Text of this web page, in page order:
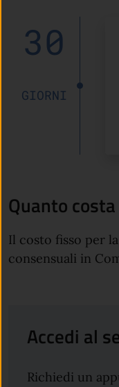
30
GIORNI
Quanto costa
Il costo fisso per
consensuali in
Accedi al
Richiedi un